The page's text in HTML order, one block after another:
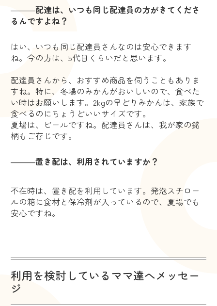
―――配達は、いつも同じ配達員の方がきてくださ
るんですよね？
はい、いつも同じ配達員さんなのは安心できます
ね。今の方は、5代目くらいだと思います。
配達員さんから、おすすめ商品を伺うこともありま
すね。特に、冬場のみかんがおいしいので、食べた
い時はお願いします。2kgの早どりみかんは、家族で
食べるのにちょうどいいサイズです。
夏場は、ビールですね。配達員さんは、我が家の銘
柄もご存じです。
―――置き配は、利用されていますか？
不在時は、置き配を利用しています。発泡スチロー
ルの箱に食材と保冷剤が入っているので、夏場でも
安心ですね。
利用を検討しているママ達へメッセー
ジ